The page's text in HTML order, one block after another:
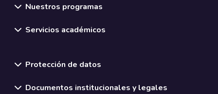
Nuestros programas
Servicios académicos
Protección de datos
Documentos institucionales y legales